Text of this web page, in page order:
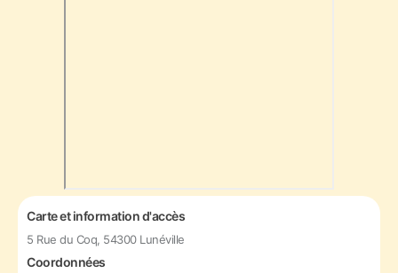
Carte et information d'accès
5 Rue du Coq, 54300 Lunéville
Coordonnées